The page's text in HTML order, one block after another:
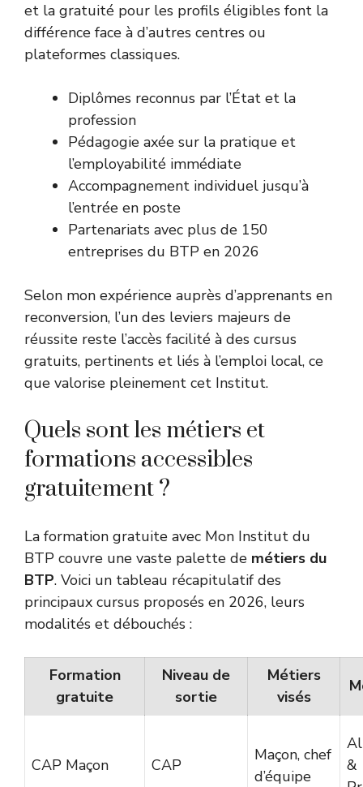
et la gratuité pour les profils éligibles font la
différence face à d’autres centres ou
plateformes classiques.
Diplômes reconnus par l’État et la
profession
Pédagogie axée sur la pratique et
l’employabilité immédiate
Accompagnement individuel jusqu’à
l’entrée en poste
Partenariats avec plus de 150
entreprises du BTP en 2026
Selon mon expérience auprès d’apprenants en
reconversion, l’un des leviers majeurs de
réussite reste l’accès facilité à des cursus
gratuits, pertinents et liés à l’emploi local, ce
que valorise pleinement cet Institut.
Quels sont les métiers et
formations accessibles
gratuitement ?
La formation gratuite avec Mon Institut du
BTP couvre une vaste palette de métiers du
BTP. Voici un tableau récapitulatif des
principaux cursus proposés en 2026, leurs
modalités et débouchés :
Formation
gratuite
Niveau de
sortie
Métiers
visés
CAP Maçon CAP
Maçon, chef
d’équipe
&